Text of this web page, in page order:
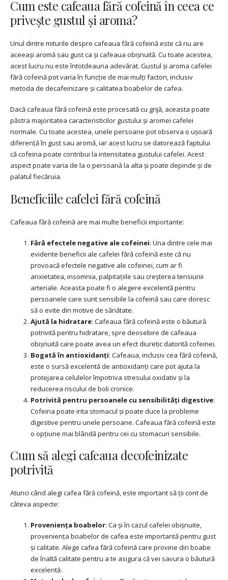
Cum este cafeaua fără cofeină în ceea ce
privește gustul și aroma?
Unul dintre miturile despre cafeaua fără cofeină este că nu are
aceeași aromă sau gust ca și cafeaua obișnuită. Cu toate acestea,
acest lucru nu este întotdeauna adevărat. Gustul și aroma cafelei
fără cofeină pot varia în funcție de mai mulți factori, inclusiv
metoda de decafeinizare și calitatea boabelor de cafea.
Dacă cafeaua fără cofeină este procesată cu grijă, aceasta poate
păstra majoritatea caracteristicilor gustului și aromei cafelei
normale. Cu toate acestea, unele persoane pot observa o ușoară
diferență în gust sau aromă, iar acest lucru se datorează faptului
că cofeina poate contribui la intensitatea gustului cafelei. Acest
aspect poate varia de la o persoană la alta și poate depinde și de
palatul fiecăruia.
Beneficiile cafelei fără cofeină
Cafeaua fără cofeină are mai multe beneficii importante:
Fără efectele negative ale cofeinei: Una dintre cele mai
evidente beneficii ale cafelei fără cofeină este că nu
provoacă efectele negative ale cofeinei, cum ar fi
anxietatea, insomnia, palpitațiile sau creșterea tensiunii
arteriale. Aceasta poate fi o alegere excelentă pentru
persoanele care sunt sensibile la cofeină sau care doresc
să o evite din motive de sănătate.
Ajută la hidratare: Cafeaua fără cofeină este o băutură
potrivită pentru hidratare, spre deosebire de cafeaua
obișnuită care poate avea un efect diuretic datorită cofeinei.
Bogată în antioxidanți: Cafeaua, inclusiv cea fără cofeină,
este o sursă excelentă de antioxidanți care pot ajuta la
protejarea celulelor împotriva stresului oxidativ și la
reducerea riscului de boli cronice.
Potrivită pentru persoanele cu sensibilități digestive:
Cofeina poate irita stomacul și poate duce la probleme
digestive pentru unele persoane. Cafeaua fără cofeină este
o opțiune mai blândă pentru cei cu stomacuri sensibile.
Cum să alegi cafeaua decofeinizate
potrivită
Atunci când alegi cafea fără cofeină, este important să ții cont de
câteva aspecte:
Proveniența boabelor: Ca și în cazul cafelei obișnuite,
proveniența boabelor de cafea este importantă pentru gust
și calitate. Alege cafea fără cofeină care provine din boabe
de înaltă calitate pentru a te asigura că vei savura o băutură
excelentă.